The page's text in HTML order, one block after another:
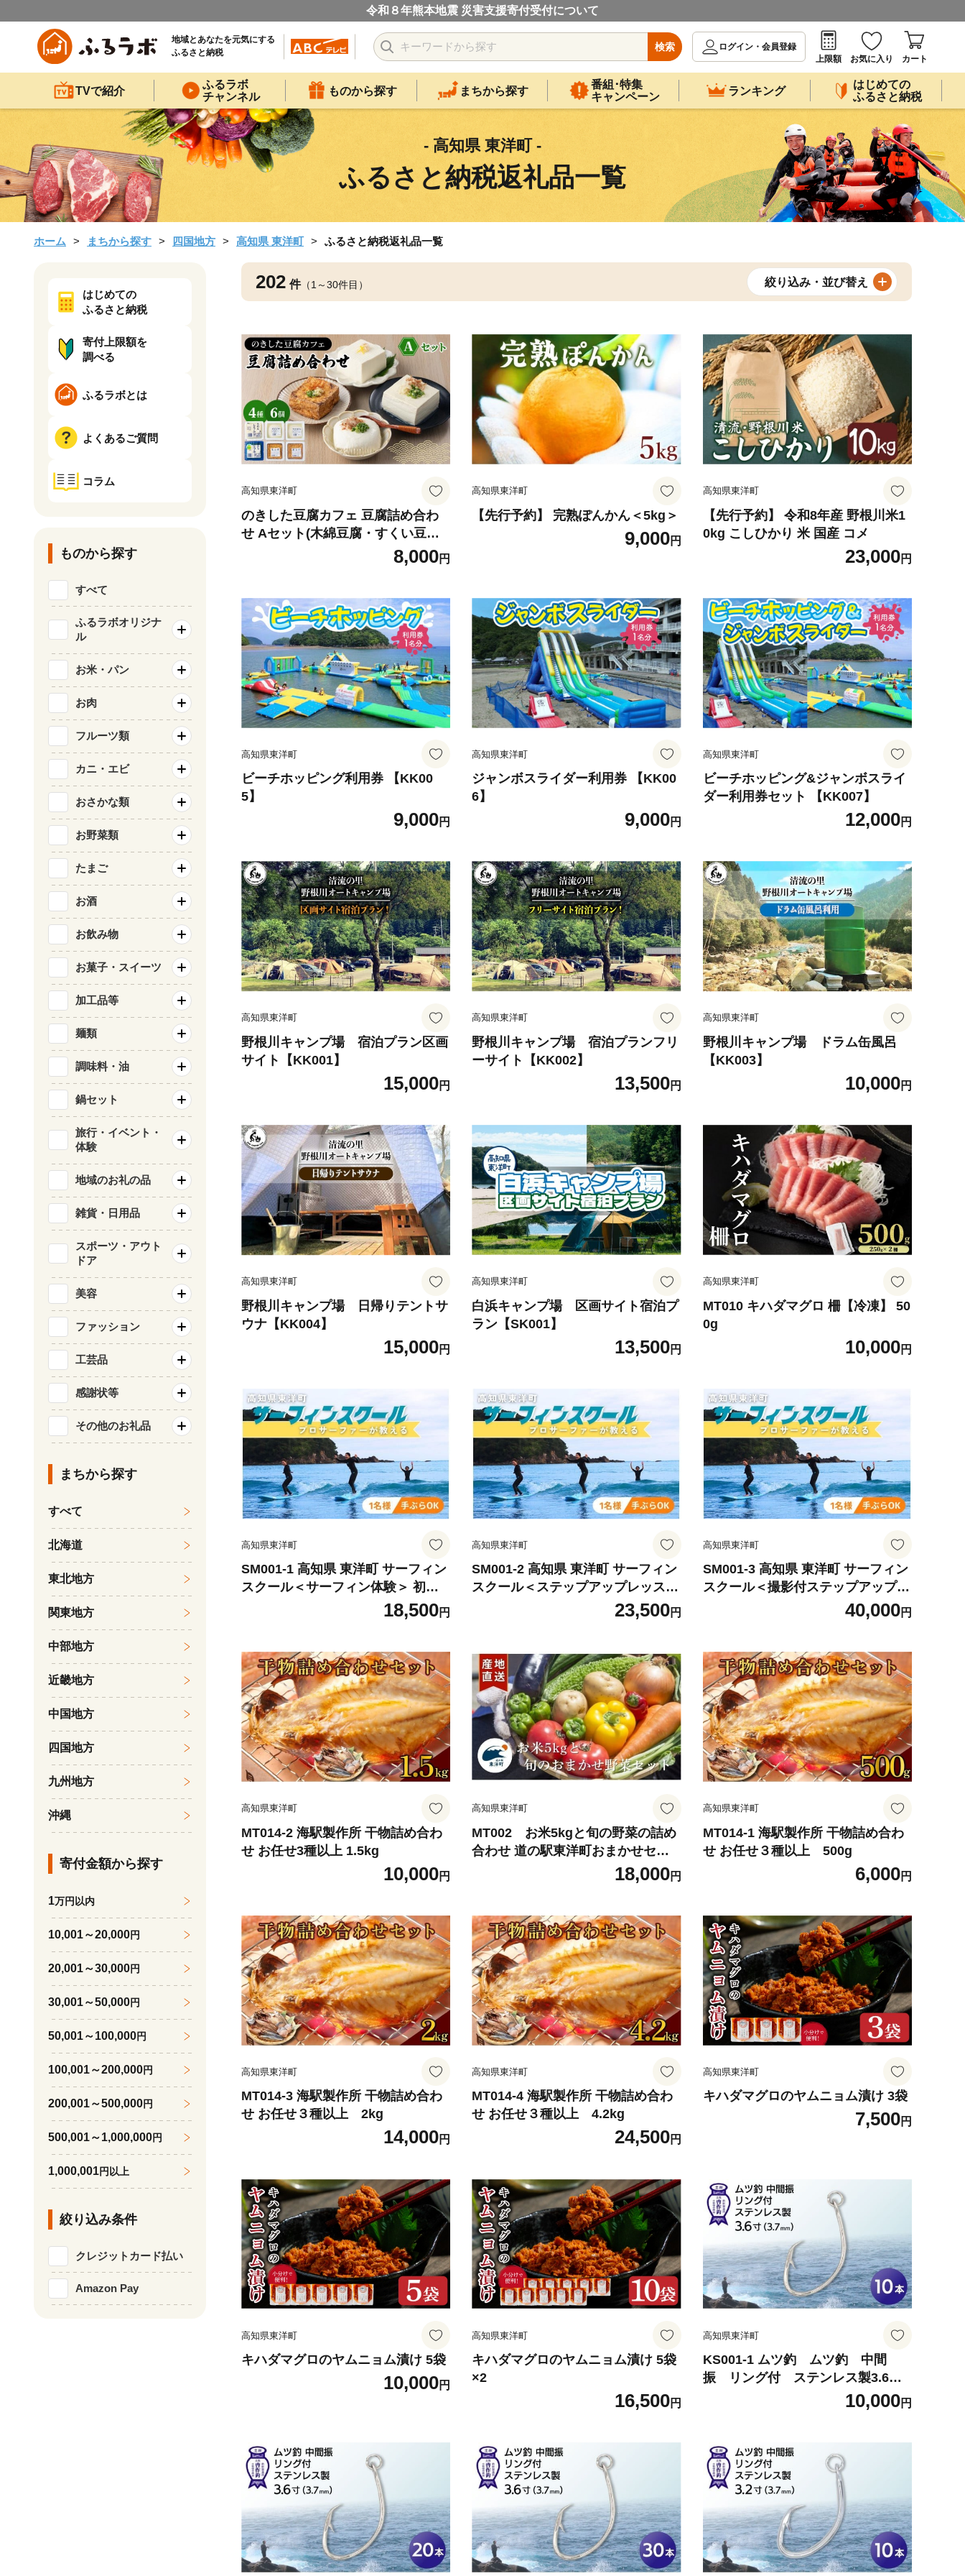
令和８年熊本地震 災害支援寄付受付について
地域とあなたを元気にする
ふるさと納税
検索
ログイン・会員登録
上限額
お気に入り カート
TVで紹介
ふるラボ
チャンネル
ものから探す まちから探す
番組･特集
キャンペーン
ランキング
はじめての
ふるさと納税
- 高知県 東洋町 -
ふるさと納税返礼品一覧
ホーム まちから探す 四国地方 高知県 東洋町 ふるさと納税返礼品一覧
202 件（1～30件目） 絞り込み・並び替え
高知県東洋町
のきした豆腐カフェ 豆腐詰め合わ
せ Aセット(木綿豆腐・すくい豆
腐・ゆず豆腐・厚揚げ) [HS001]
8,000円
高知県東洋町
【先行予約】 完熟ぽんかん＜5kg＞
9,000円
高知県東洋町
【先行予約】 令和8年産 野根川米1
0kg こしひかり 米 国産 コメ
23,000円
高知県東洋町
ビーチホッピング利用券 【KK00
5】
9,000円
高知県東洋町
ジャンボスライダー利用券 【KK00
6】
9,000円
高知県東洋町
ビーチホッピング&ジャンボスライ
ダー利用券セット 【KK007】
12,000円
高知県東洋町
野根川キャンプ場 宿泊プラン区画
サイト【KK001】
15,000円
高知県東洋町
野根川キャンプ場 宿泊プランフリ
ーサイト【KK002】
13,500円
高知県東洋町
野根川キャンプ場 ドラム缶風呂
【KK003】
10,000円
高知県東洋町
野根川キャンプ場 日帰りテントサ
ウナ【KK004】
15,000円
高知県東洋町
白浜キャンプ場 区画サイト宿泊プ
ラン【SK001】
13,500円
高知県東洋町
MT010 キハダマグロ 柵【冷凍】 50
0g
10,000円
高知県東洋町
SM001-1 高知県 東洋町 サーフィン
スクール＜サーフィン体験＞ 初心
者 マリンスポーツ アクティビティ
サーフィン体験 スポーツ レジャー
18,500円
高知県東洋町
SM001-2 高知県 東洋町 サーフィン
スクール＜ステップアップレッスン
＞ 上級者 マリンスポーツ アクティ
ビティ サーフィン体験 スポーツ レ
23,500円
高知県東洋町
SM001-3 高知県 東洋町 サーフィン
スクール＜撮影付ステップアップコ
ース＞ 上級者 マリンスポーツ アク
ティビティ サーフィン体験 スポー
E】
40,000円
高知県東洋町
MT014-2 海駅製作所 干物詰め合わ
せ お任せ3種以上 1.5kg
10,000円
高知県東洋町
MT002 お米5kgと旬の野菜の詰め
合わせ 道の駅東洋町おまかせセッ
ト 季節の野菜 米 おまかせ18,000円
高知県東洋町
MT014-1 海駅製作所 干物詰め合わ
せ お任せ３種以上 500g
6,000円
高知県東洋町
MT014-3 海駅製作所 干物詰め合わ
せ お任せ３種以上 2kg
14,000円
高知県東洋町
MT014-4 海駅製作所 干物詰め合わ
せ お任せ３種以上 4.2kg
24,500円
高知県東洋町
キハダマグロのヤムニョム漬け 3袋
7,500円
高知県東洋町
キハダマグロのヤムニョム漬け 5袋
10,000円
高知県東洋町
キハダマグロのヤムニョム漬け 5袋
×2
16,500円
高知県東洋町
KS001-1 ムツ釣 ムツ釣 中間
振 リング付 ステンレス製3.6寸
10,000円
はじめての
ふるさと納税
寄付上限額を
調べる
ふるラボとは
よくあるご質問
コラム
ものから探す
すべて
ふるラボオリジナ
ル
お米・パン
お肉
フルーツ類
カニ・エビ
おさかな類
お野菜類
たまご
お酒
お飲み物
お菓子・スイーツ
加工品等
麺類
調味料・油
鍋セット
旅行・イベント・
体験
地域のお礼の品
雑貨・日用品
スポーツ・アウト
ドア
美容
ファッション
工芸品
感謝状等
その他のお礼品
まちから探す
すべて
北海道
東北地方
関東地方
中部地方
近畿地方
中国地方
四国地方
九州地方
沖縄
寄付金額から探す
1万円以内
10,001～20,000円
20,001～30,000円
30,001～50,000円
50,001～100,000円
100,001～200,000円
200,001～500,000円
500,001～1,000,000円
1,000,001円以上
絞り込み条件
クレジットカード払い
Amazon Pay